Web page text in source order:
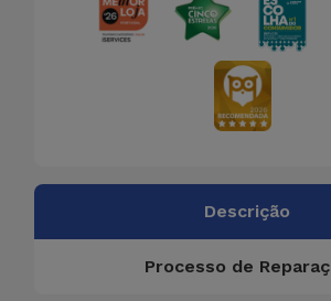
Descrição
Processo de